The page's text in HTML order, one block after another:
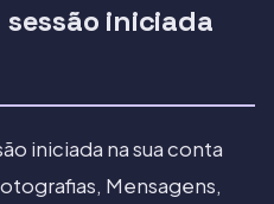
sessão iniciada
iniciada na sua conta
Mensagens,